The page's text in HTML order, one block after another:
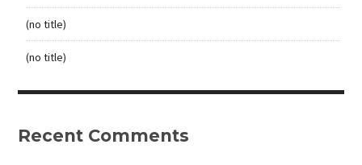
(no title)
(no title)
Recent Comments